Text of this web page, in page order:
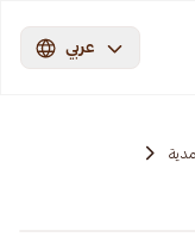
عربي